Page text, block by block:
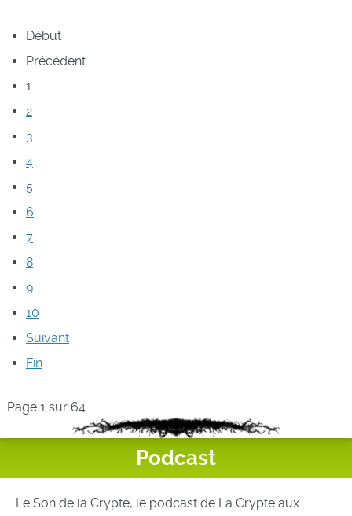
Début
Précédent
1
2
3
4
5
6
7
8
9
10
Suivant
Fin
Page 1 sur 64
Podcast
Le Son de la Crypte, le podcast de La Crypte aux